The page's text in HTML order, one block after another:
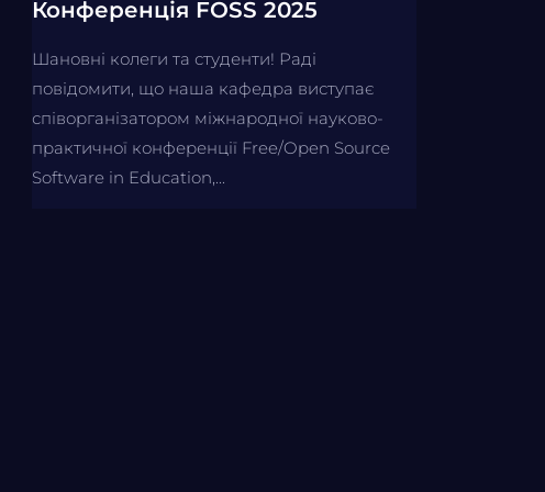
Конференція FOSS 2025
Шановні колеги та студенти! Раді
повідомити, що наша кафедра виступає
співорганізатором міжнародної науково-
практичної конференції Free/Open Source
Software in Education,...